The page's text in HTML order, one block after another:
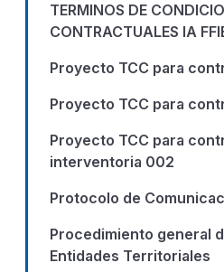
TERMINOS DE
CONTRACTUALES IA
Proyecto TCC para
Proyecto TCC para
Proyecto TCC para
interventoria 002
Protocolo de
Procedimiento general
Entidades Territoriales